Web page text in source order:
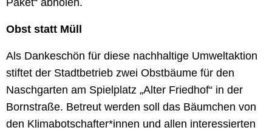
Paket“ abholen.
Obst statt Müll
Als Dankeschön für diese nachhaltige Umweltaktion
stiftet der Stadtbetrieb zwei Obstbäume für den
Naschgarten am Spielplatz „Alter Friedhof“ in der
Bornstraße. Betreut werden soll das Bäumchen von
den Klimabotschafter*innen und allen interessierten